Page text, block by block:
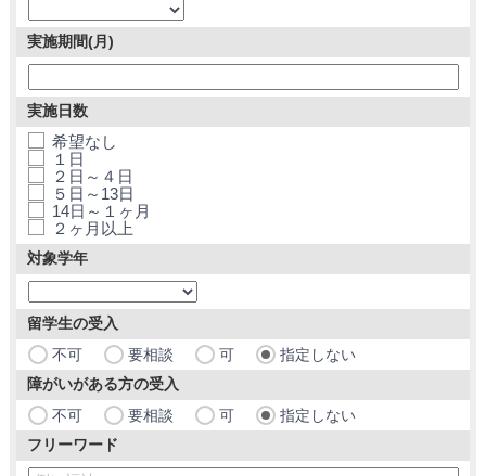
実施期間(月)
実施日数
希望なし
１日
２日～４日
５日～13日
14日～１ヶ月
２ヶ月以上
対象学年
留学生の受入
不可
要相談 可
指定しない
障がいがある方の受入
不可
要相談 可
指定しない
フリーワード